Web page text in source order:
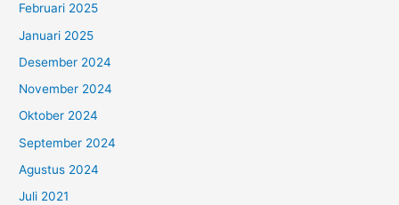
Februari 2025
Januari 2025
Desember 2024
November 2024
Oktober 2024
September 2024
Agustus 2024
Juli 2021